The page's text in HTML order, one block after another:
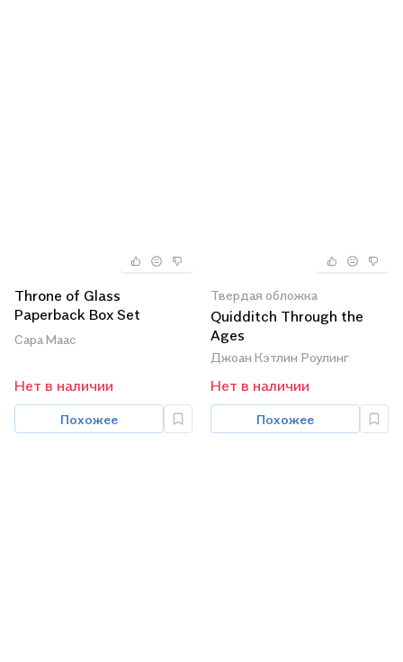
Throne of Glass
Paperback Box Set
(комплект из 8 книг)
Сара Маас
Нет в наличии
Похожее
Твердая обложка
Quidditch Through the
Ages
Джоан Кэтлин Роулинг
Нет в наличии
Похожее